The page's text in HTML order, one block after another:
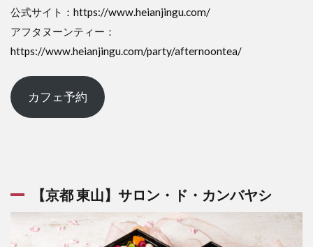
公式サイト： https://www.heianjingu.com/
アフタヌーンティー：
https://www.heianjingu.com/party/afternoontea/
カフェ予約
【京都 東山】サロン・ド・カンバヤシ